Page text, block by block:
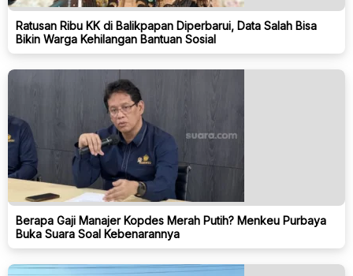
Ratusan Ribu KK di Balikpapan Diperbarui, Data Salah Bisa
Bikin Warga Kehilangan Bantuan Sosial
Berapa Gaji Manajer Kopdes Merah Putih? Menkeu Purbaya
Buka Suara Soal Kebenarannya